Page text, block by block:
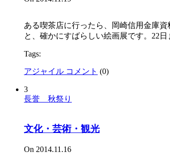
ある喫茶店に行ったら、岡崎信用金庫
と、確かにすばらしい絵画展です。22
Tags:
アジャイル コメント (0)
3
長誉 秋祭り
文化・芸術・観光
On 2014.11.16